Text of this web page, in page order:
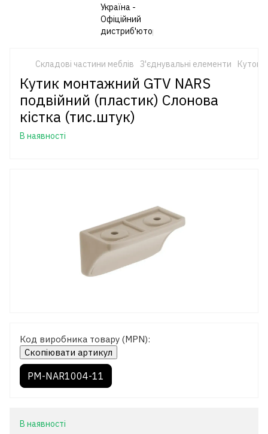
Складові частини меблів З'єднувальні елементи Кутові
Кутик монтажний GTV NARS
подвійний (пластик) Слонова
кістка (тис.штук)
В наявності
Код виробника товару (MPN):
Скопіювати артикул
PM-NAR1004-11
В наявності